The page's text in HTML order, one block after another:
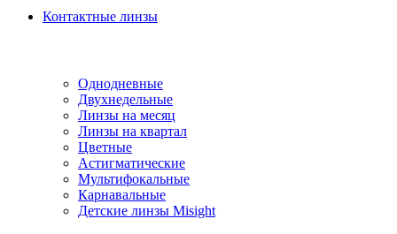
Контактные линзы
Однодневные
Двухнедельные
Линзы на месяц
Линзы на квартал
Цветные
Астигматические
Мультифокальные
Карнавальные
Детские линзы Misight